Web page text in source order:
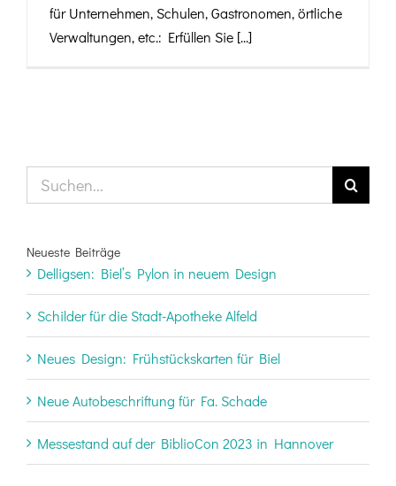
für Unternehmen, Schulen, Gastronomen, örtliche
Verwaltungen, etc.: Erfüllen Sie [...]
Suche
nach:
Neueste Beiträge
Delligsen: Biel’s Pylon in neuem Design
Schilder für die Stadt-Apotheke Alfeld
Neues Design: Frühstückskarten für Biel
Neue Autobeschriftung für Fa. Schade
Messestand auf der BiblioCon 2023 in Hannover